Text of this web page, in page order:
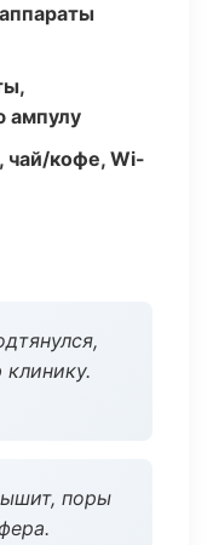
ампулу
чай/кофе, Wi-
поры